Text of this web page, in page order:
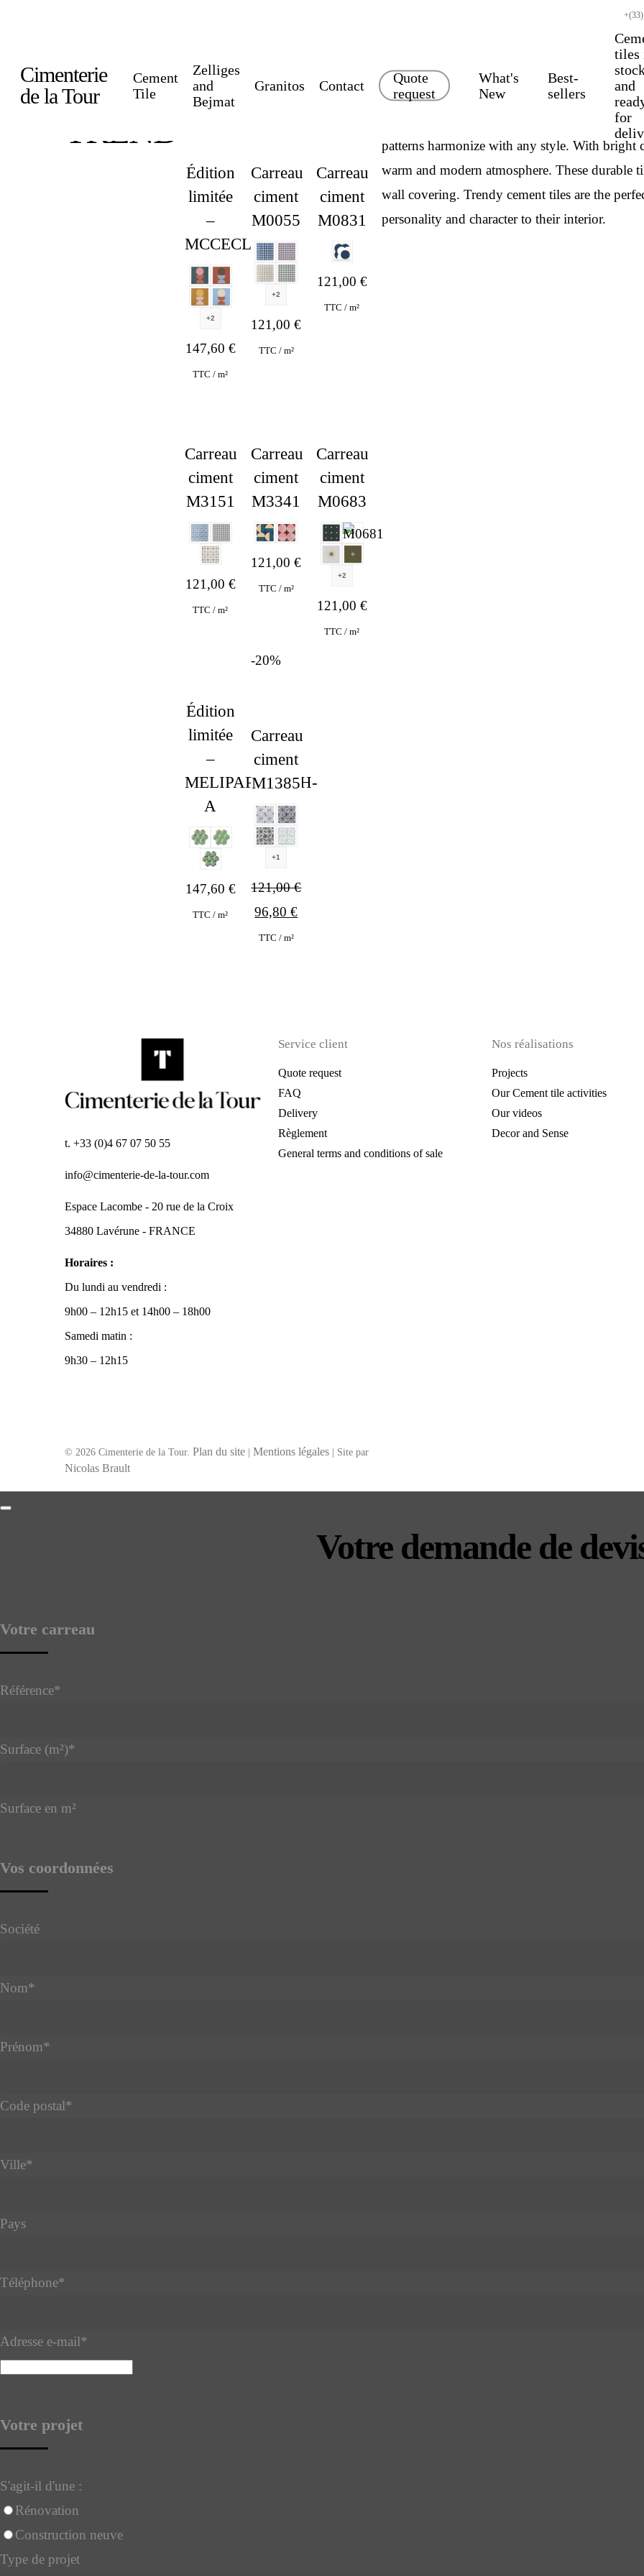
content
Hit enter to search or ESC to close
Cimenterie
de la Tour
Cement
Tile
Zelliges
and
Bejmat
Granitos Contact
Quote
request
What's
New
Best-
sellers
tiles
and
for
TREND
Édition
limitée
–
MCCECLA5
+2
147,60 €
TTC / m²
Carreau
ciment
M0055
+2
121,00€
TTC / m²
Carreau
ciment
M0831
121,00 €
TTC / m²
Carreau
ciment
M3151
121,00 €
TTC / m²
Carreau
ciment
M3341
121,00€
TTC / m²
Carreau
ciment
M0683
+2
121,00 €
TTC / m²
Édition
limitée
–
MELIPAPIFRESH-
A
147,60 €
TTC / m²
-20%
Carreau
ciment
M1385
+1
121,00€
Original
price
96,80€Current
TTC / m²
Trendy cement tiles will add an original touch
patterns harmonize with any style. Withbright
warm andmodern atmosphere. These durable
wall covering. Trendy cement tiles are the
personality and character to their interior.
t. +33 (0)4 67 07 50 55
info@cimenterie-de-la-tour.com
Espace Lacombe - 20 rue de la Croix
34880 Lavérune - FRANCE
Horaires :
Du lundi au vendredi :
9h00 – 12h15 et 14h00 – 18h00
Samedi matin :
9h30 – 12h15
Service client
Quote request
FAQ
Delivery
Règlement
General terms and conditions of sale
Nos réalisations
Projects
Our Cement tile activities
Our videos
Decor and Sense
© 2026 Cimenterie de la Tour. Plan du site Mentions légales | Site par
Nicolas Brault
Votre demande de
Votre carreau
Référence*
Surface (m²)*
Surface en m²
Vos coordonnées
Société
Nom*
Prénom*
Code postal*
Ville*
Pays
Téléphone*
Adresse e-mail*
Votre projet
S'agit-il d'une :
Rénovation
Construction neuve
Type de projet